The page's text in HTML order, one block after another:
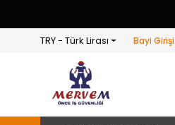
TRY - Türk Lirası Bayi Girişi